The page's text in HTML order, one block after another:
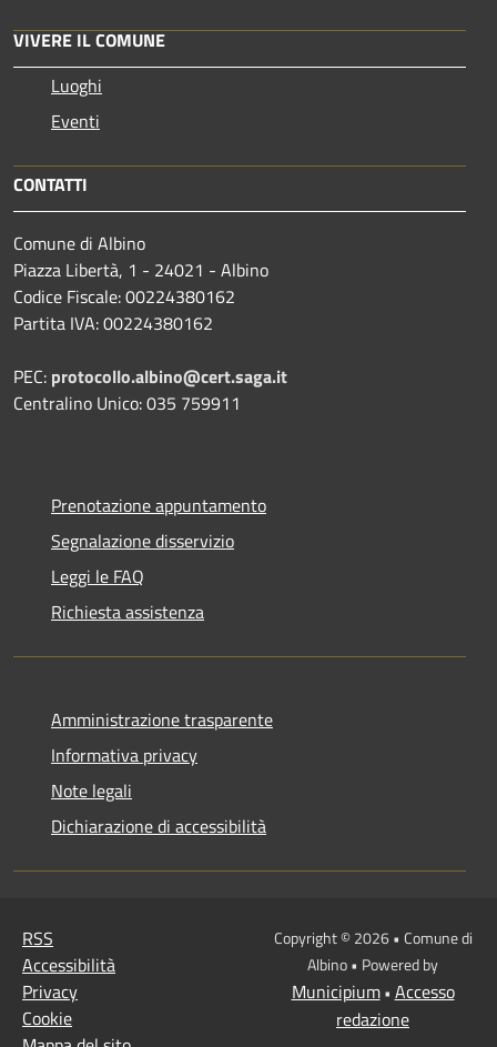
VIVERE IL COMUNE
Luoghi
Eventi
CONTATTI
Comune di Albino
Piazza Libertà, 1 - 24021 - Albino
Codice Fiscale: 00224380162
Partita IVA: 00224380162
PEC: protocollo.albino@cert.saga.it
Centralino Unico: 035 759911
Prenotazione appuntamento
Segnalazione disservizio
Leggi le FAQ
Richiesta assistenza
Amministrazione trasparente
Informativa privacy
Note legali
Dichiarazione di accessibilità
RSS
Accessibilità
Privacy
Cookie
Copyright © 2026 • Comune di
Albino • Powered by
Municipium• Accesso
redazione